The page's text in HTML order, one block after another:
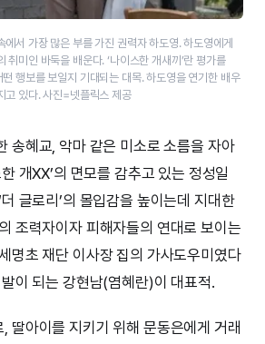
에서 가장 많은 부를 가진 권력자 하도영. 하도영에게
취미인 바둑을 배운다. ‘나이스한 개새끼’란 평가를
행보를 보일지 기대되는 대목. 하도영을 연기한 배우
고 있다. 사진=넷플릭스 제공
송혜교, 악마 같은 미소로 소름을 자아
개XX’의 면모를 감추고 있는 정성일
글로리’의 몰입감을 높이는데 지대한
조력자이자 피해자들의 연대로 보이는
명초 재단 이사장 집의 가사도우미였다
이 되는 강현남(염혜란)이 대표적.
딸아이를 지키기 위해 문동은에게 거래